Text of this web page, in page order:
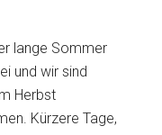
lange Sommer
und wir sind
Herbst
Kürzere Tage,